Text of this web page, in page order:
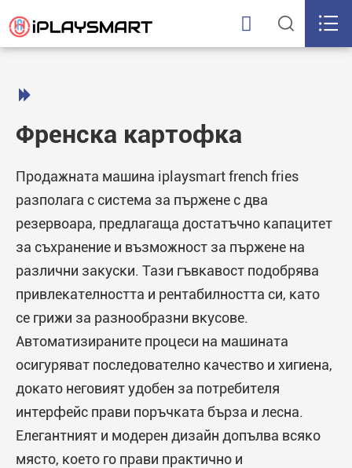
  

Френска картофка
Продажната машина iplaysmart french fries
разполага с система за пържене с два
резервоара, предлагаща достатъчно капацитет
за съхранение и възможност за пържене на
различни закуски. Тази гъвкавост подобрява
привлекателността и рентабилността си, като
се грижи за разнообразни вкусове.
Автоматизираните процеси на машината
осигуряват последователно качество и хигиена,
докато неговият удобен за потребителя
интерфейс прави поръчката бърза и лесна.
Елегантният и модерен дизайн допълва всяко
място, което го прави практично и